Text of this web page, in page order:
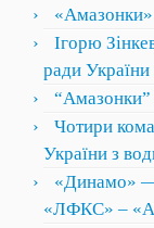
«Амазонки»
Ігорю
ради
“Амазонки”
Чотири
України з
«Динамо»
«ЛФКС» –